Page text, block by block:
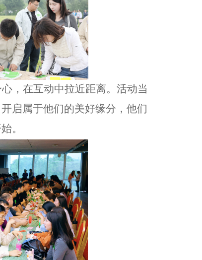
，在互动中拉近距离。活动当
启属于他们的美好缘分 ， 他们
。